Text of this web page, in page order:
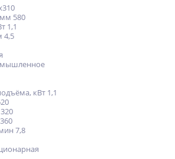
580
1,1
4,5
кВт 1,1
7,8